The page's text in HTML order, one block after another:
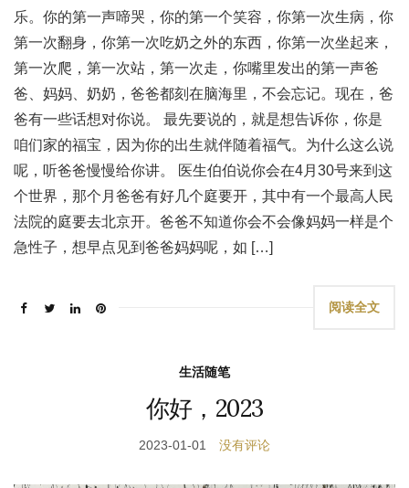
乐。你的第一声啼哭，你的第一个笑容，你第一次生病，你
第一次翻身，你第一次吃奶之外的东西，你第一次坐起来，
第一次爬，第一次站，第一次走，你嘴里发出的第一声爸
爸、妈妈、奶奶，爸爸都刻在脑海里，不会忘记。现在，爸
爸有一些话想对你说。 最先要说的，就是想告诉你，你是
咱们家的福宝，因为你的出生就伴随着福气。为什么这么说
呢，听爸爸慢慢给你讲。 医生伯伯说你会在4月30号来到这
个世界，那个月爸爸有好几个庭要开，其中有一个最高人民
法院的庭要去北京开。爸爸不知道你会不会像妈妈一样是个
急性子，想早点见到爸爸妈妈呢，如 […]
阅读全文
生活随笔
你好，2023
2023-01-01 没有评论